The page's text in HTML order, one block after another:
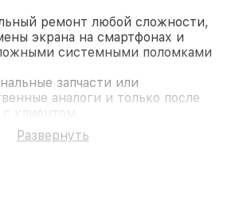
ремонт любой сложности,
экрана на смартфонах и
системными поломками
запчасти или
аналоги и только после
с клиентом.
комплектующие
гарантия. В случае
Развернуть